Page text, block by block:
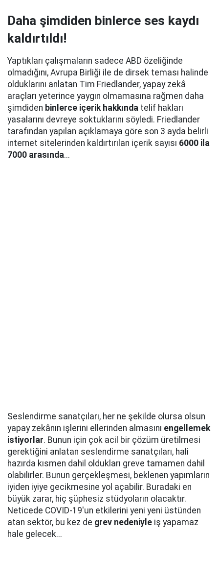
Daha şimdiden binlerce ses kaydı
kaldırtıldı!
Yaptıkları çalışmaların sadece ABD özeliğinde
olmadığını, Avrupa Birliği ile de dirsek teması halinde
olduklarını anlatan Tim Friedlander, yapay zekâ
araçları yeterince yaygın olmamasına rağmen daha
şimdiden binlerce içerik hakkında telif hakları
yasalarını devreye soktuklarını söyledi. Friedlander
tarafından yapılan açıklamaya göre son 3 ayda belirli
internet sitelerinden kaldırtırılan içerik sayısı 6000 ila
7000 arasında...
Seslendirme sanatçıları, her ne şekilde olursa olsun
yapay zekânın işlerini ellerinden almasını engellemek
istiyorlar. Bunun için çok acil bir çözüm üretilmesi
gerektiğini anlatan seslendirme sanatçıları, hali
hazırda kısmen dahil oldukları greve tamamen dahil
olabilirler. Bunun gerçekleşmesi, beklenen yapımların
iyiden iyiye gecikmesine yol açabilir. Buradaki en
büyük zarar, hiç şüphesiz stüdyoların olacaktır.
Neticede COVID-19'un etkilerini yeni yeni üstünden
atan sektör, bu kez de grev nedeniyle iş yapamaz
hale gelecek...